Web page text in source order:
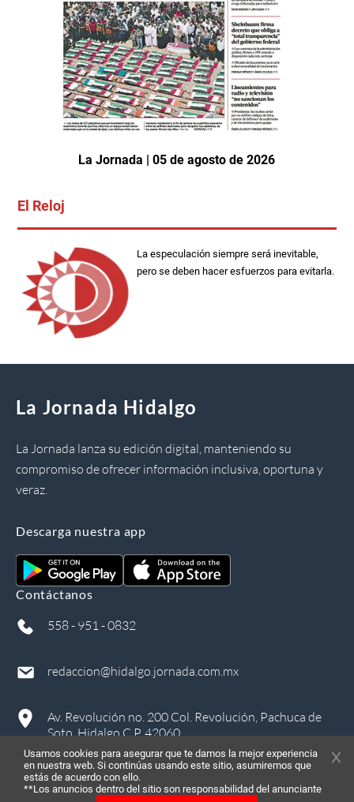
La Jornada | 05 de agosto de 2026
El Reloj
La especulación siempre será inevitable,
pero se deben hacer esfuerzos para evitarla.
La Jornada Hidalgo
La Jornada lanza su edición digital, manteniendo su
compromiso de ofrecer información inclusiva, oportuna y
veraz.
Descarga nuestra app
Contáctanos
558 - 951 - 0832
redaccion@hidalgo.jornada.com.mx
Av. Revolución no. 200 Col. Revolución, Pachuca de
Soto, Hidalgo C.P. 42060
Usamos cookies para asegurar que te damos la mejor experiencia
en nuestra web. Si continúas usando este sitio, asumiremos que
estás de acuerdo con ello.
**Los anuncios dentro del sitio son responsabilidad del anunciante